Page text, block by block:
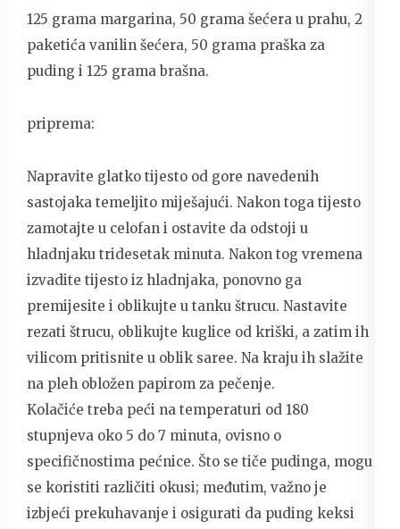
125 grama margarina, 50 grama šećera u prahu, 2
paketića vanilin šećera, 50 grama praška za
puding i 125 grama brašna.
priprema:
Napravite glatko tijesto od gore navedenih
sastojaka temeljito miješajući. Nakon toga tijesto
zamotajte u celofan i ostavite da odstoji u
hladnjaku tridesetak minuta. Nakon tog vremena
izvadite tijesto iz hladnjaka, ponovno ga
premijesite i oblikujte u tanku štrucu. Nastavite
rezati štrucu, oblikujte kuglice od kriški, a zatim ih
vilicom pritisnite u oblik saree. Na kraju ih slažite
na pleh obložen papirom za pečenje.
Kolačiće treba peći na temperaturi od 180
stupnjeva oko 5 do 7 minuta, ovisno o
specifičnostima pećnice. Što se tiče pudinga, mogu
se koristiti različiti okusi; međutim, važno je
izbjeći prekuhavanje i osigurati da puding keksi